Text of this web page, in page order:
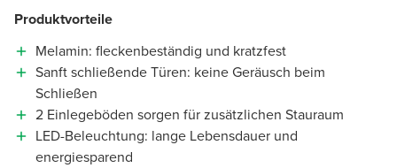
Produktvorteile
Melamin: fleckenbeständig und kratzfest
Sanft schließende Türen: keine Geräusch beim
Schließen
2 Einlegeböden sorgen für zusätzlichen Stauraum
LED-Beleuchtung: lange Lebensdauer und
energiesparend